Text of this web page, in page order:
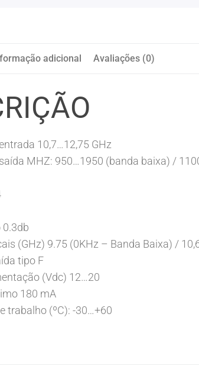
adicional Avaliações (0)
10,7…12,75 GHz
MHZ: 950…1950 (banda baixa) /
0.3db
(GHz) 9.75 (0KHz – Banda Baixa) /
tipo F
(Vdc) 12…20
180 mA
trabalho (ºC): -30…+60